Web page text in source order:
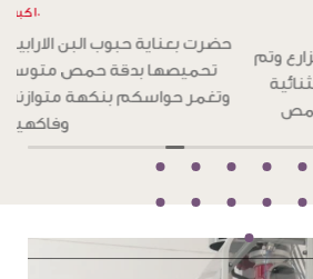
الارابيكا المختارة من اجود المزارع وتم
غامق ،لتمنحكم تجربة استثنائية
الداكنة والكراميل المحمص